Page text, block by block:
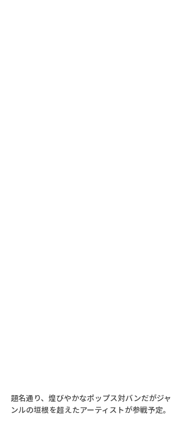
題名通り、煌びやかなポップス対バンだがジャ
ンルの垣根を超えたアーティストが参戦予定。